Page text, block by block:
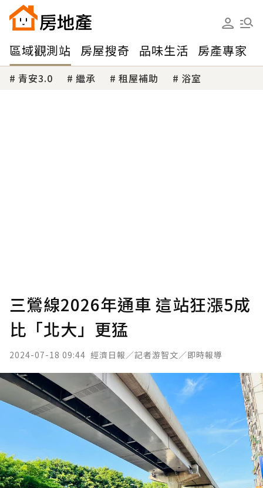
區域觀測站 房屋搜奇 品味生活 房產專家
青安3.0 繼承 租屋補助 浴室
三鶯線2026年通車 這站狂漲5成
比「北大」更猛
2024-07-18 09:44 經濟日報／記者游智文／即時報導